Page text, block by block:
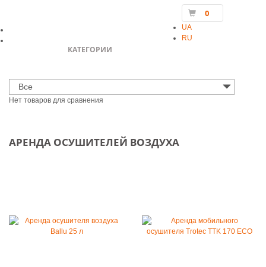
0
UA
RU
КАТЕГОРИИ
Все
Нет товаров для сравнения
АРЕНДА ОСУШИТЕЛЕЙ ВОЗДУХА